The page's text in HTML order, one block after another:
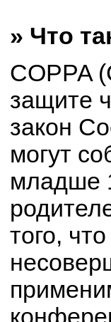
» Что
COPPA
защите
закон
могут
младше
того,